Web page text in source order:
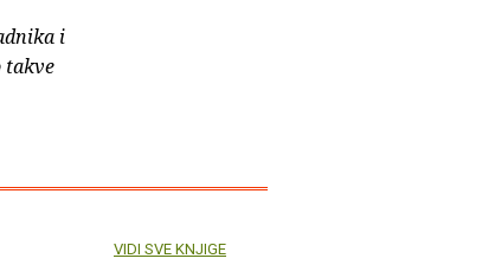
i
takve
VIDI SVE KNJIGE